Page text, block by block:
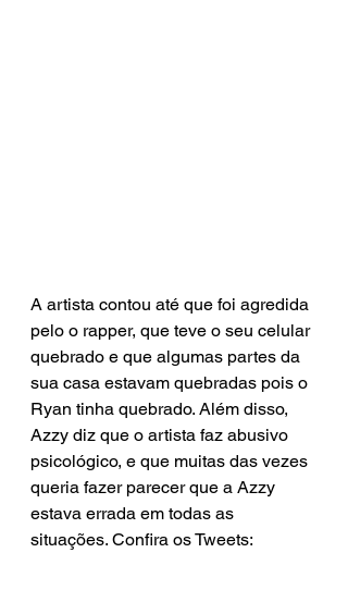
A artista contou até que foi agredida
pelo o rapper, que teve o seu celular
quebrado e que algumas partes da
sua casa estavam quebradas pois o
Ryan tinha quebrado. Além disso,
Azzy diz que o artista faz abusivo
psicológico, e que muitas das vezes
queria fazer parecer que a Azzy
estava errada em todas as
situações. Confira os Tweets: